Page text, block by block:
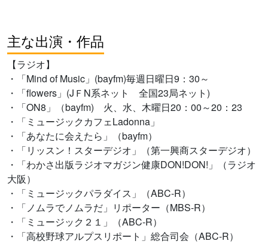
主な出演・作品
【ラジオ】
・「Mind of Music」(bayfm)毎週日曜日9：30～
・「flowers」(JＦN系ネット 全国23局ネット)
・「ON8」（bayfm) 火、水、木曜日20：00～20：23
・「ミュージックカフェLadonna」
・「あなたに会えたら」（bayfm）
・「リッスン！スターデジオ」（第一興商スターデジオ）
・「わかさ出版ラジオマガジン健康DON!DON!」（ラジオ
大阪）
・「ミュージックパラダイス」（ABC-R）
・「ノムラでノムラだ」リポーター（MBS-R）
・「ミュージック２１」（ABC-R）
・「高校野球アルプスリポート」総合司会（ABC-R）